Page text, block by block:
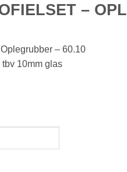
–
– 60.10
10mm glas